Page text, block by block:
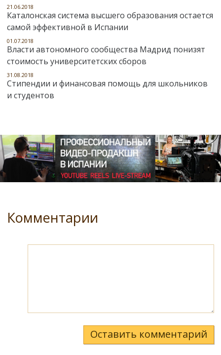
21.06.2018
Каталонская система высшего образования остается
самой эффективной в Испании
01.07.2018
Власти автономного сообщества Мадрид понизят
стоимость университетских сборов
31.08.2018
Стипендии и финансовая помощь для школьников
и студентов
Комментарии
Оставить комментарий